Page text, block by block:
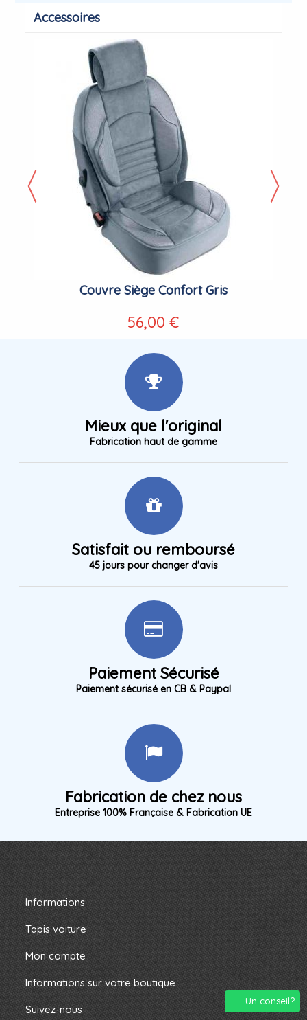
Accessoires
Couvre Siège Confort Gris
56,00 €
Mieux que l'original
Fabrication haut de gamme
Satisfait ou remboursé
45 jours pour changer d'avis
Paiement Sécurisé
Paiement sécurisé en CB & Paypal
Fabrication de chez nous
Entreprise 100% Française & Fabrication UE
Informations
Tapis voiture
Mon compte
Informations sur votre boutique
Suivez-nous
Un conseil?